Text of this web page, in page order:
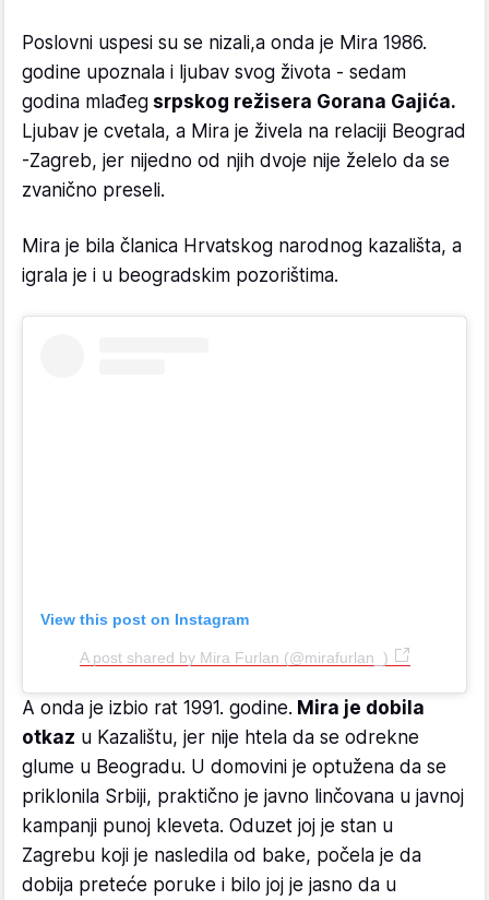
Poslovni uspesi su se nizali,a onda je Mira 1986.
godine upoznala i ljubav svog života - sedam
godina mlađeg srpskog režisera Gorana Gajića.
Ljubav je cvetala, a Mira je živela na relaciji Beograd
-Zagreb, jer nijedno od njih dvoje nije želelo da se
zvanično preseli.
Mira je bila članica Hrvatskog narodnog kazališta, a
igrala je i u beogradskim pozorištima.
View this post on Instagram
A post shared by Mira Furlan (@mirafurlan_)
A onda je izbio rat 1991. godine. Mira je dobila
otkaz u Kazalištu, jer nije htela da se odrekne
glume u Beogradu. U domovini je optužena da se
priklonila Srbiji, praktično je javno linčovana u javnoj
kampanji punoj kleveta. Oduzet joj je stan u
Zagrebu koji je nasledila od bake, počela je da
dobija preteće poruke i bilo joj je jasno da u